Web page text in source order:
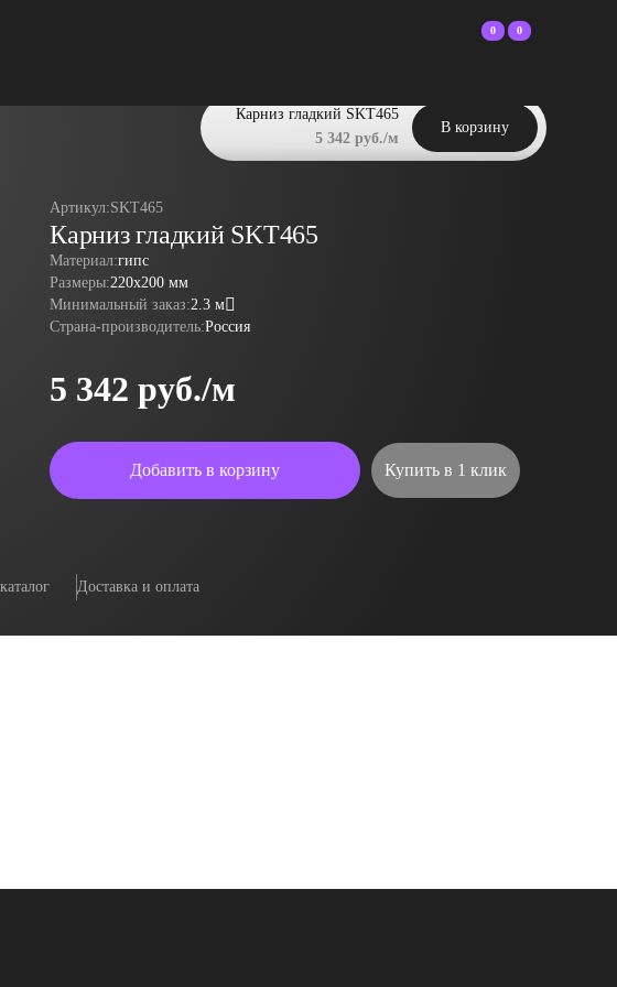
0 0
Артикул:SKT465
Карниз гладкий SKT465
Материал:гипс
Размеры:220x200 мм
Минимальный заказ:2.3 м
Страна-производитель:Россия
5 342 руб./м
Добавить в корзину Купить в 1 клик
Карниз гладкий SKT465
5 342 руб./м
В корзину
Доставка и оплата